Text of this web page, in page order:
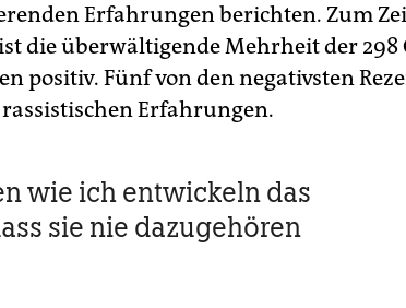
Erfahrungen berichten. Zum
die überwältigende Mehrheit der 298
positiv. Fünf von den negativsten
Erfahrungen.
wie ich entwickeln das
sie nie dazugehören